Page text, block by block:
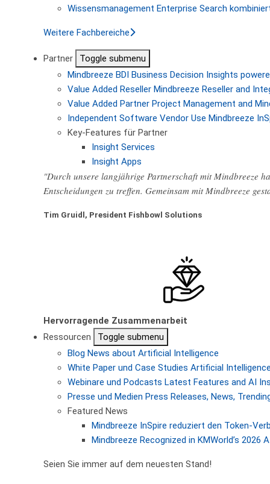
Wissensmanagement Enterprise Search
Weitere Fachbereiche
Partner
Toggle submenu
Mindbreeze BDI Business Decision Insights
Value Added Reseller Mindbreeze Reseller and
Value Added Partner Project Management and
Independent Software Vendor Use Mindbreeze
Key-Features für Partner
Insight Services
Insight Apps
"Durch unsere langjährige Partnerschaft mit Mindbreeze
Entscheidungen zu treffen. Gemeinsam mit Mindbreeze
Tim Gruidl, President Fishbowl Solutions
Hervorragende Zusammenarbeit
Ressourcen
Toggle submenu
Blog News about Artificial Intelligence
White Paper und Case Studies Artificial
Webinare und Podcasts Latest Features and AI
Presse und Medien Press Releases, News,
Featured News
Mindbreeze InSpire reduziert den Token-
Mindbreeze Recognized in KMWorld’s
Seien Sie immer auf dem neuesten Stand!